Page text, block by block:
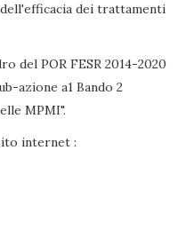
dei trattamenti
del POR FESR 2014-2020
azione a1 Bando 2
MPMI".
internet :